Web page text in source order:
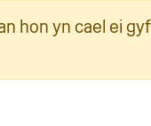
hon yn cael ei